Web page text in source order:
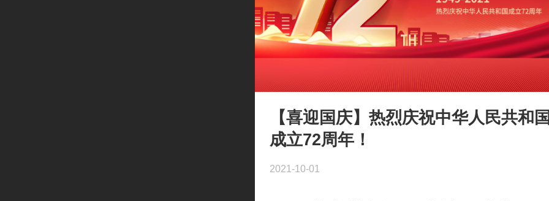
【喜迎国庆】热烈庆祝中华人民共和
成立72周年！
2021-10-01